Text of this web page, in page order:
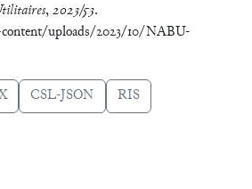
,2023/53.
uploads/2023/10/NABU-
CSL-JSON RIS